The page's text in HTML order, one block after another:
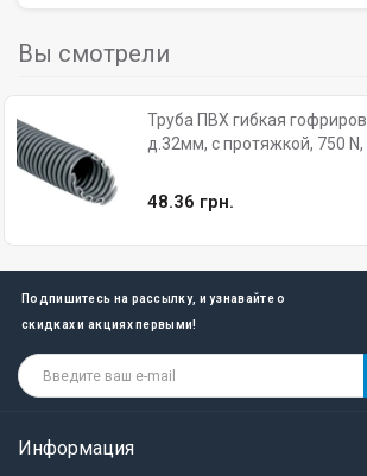
Вы смотрели
Труба ПВХ гибкая
д.32мм, с протяжкой, 750
48.36 грн.
Подпишитесь на рассылку, и узнавайте о
скидках и акциях первыми!
Информация